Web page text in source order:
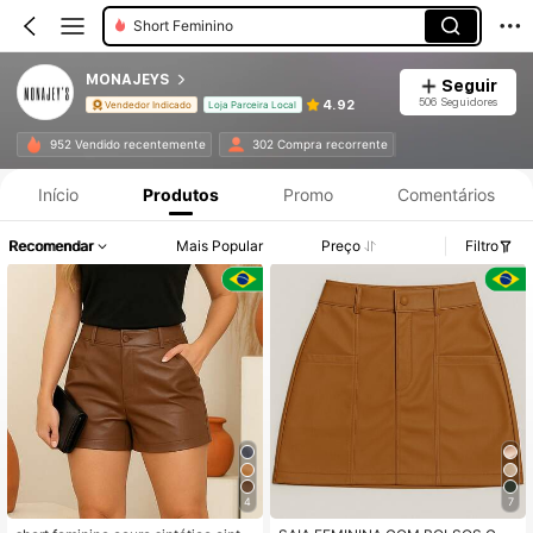
Short Feminino
MONAJEYS
Vendedor Indicado Loja Parceira Local 4.92
Seguir
506 Seguidores
952 Vendido recentemente 302 Compra recorrente
Início Produtos Promo Comentários
Recomendar Mais Popular Preço Filtro
4 7